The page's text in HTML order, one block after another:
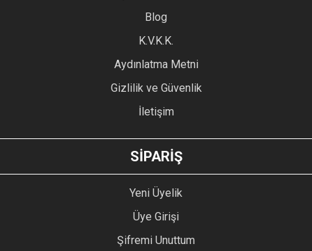
Ürün bilgilerinde hatalar bulunuyor.
Ürün fiyatı diğer sitelerden daha pahalı.
GÖNDER
Blog
K.V.K.K.
Aydınlatma Metni
Gizlilik ve Güvenlik
İletişim
SİPARİŞ
Yeni Üyelik
Üye Girişi
Şifremi Unuttum